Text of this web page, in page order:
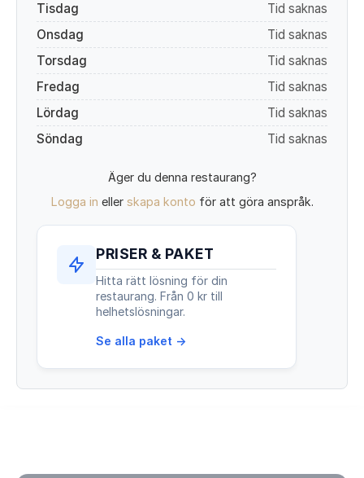
Tisdag
Tid saknas
Onsdag
Tid saknas
Torsdag
Tid saknas
Fredag
Tid saknas
Lördag
Tid saknas
Söndag
Tid saknas
Äger du denna restaurang?
Logga in eller skapa konto för att göra anspråk.
PRISER & PAKET
Hitta rätt lösning för din
restaurang. Från 0 kr till
helhetslösningar.
Se alla paket →